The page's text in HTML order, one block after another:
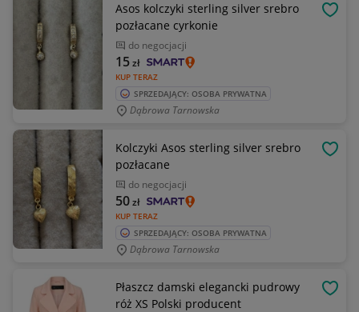
Asos kolczyki sterling silver srebro
pozłacane cyrkonie
do negocjacji
KUP TERAZ
15zł
SPRZEDAJĄCY: OSOBA PRYWATNA
Dąbrowa Tarnowska
Kolczyki Asos sterling silver srebro
pozłacane
do negocjacji
KUP TERAZ
50zł
SPRZEDAJĄCY: OSOBA PRYWATNA
Dąbrowa Tarnowska
Płaszcz damski elegancki pudrowy
róż XS Polski producent